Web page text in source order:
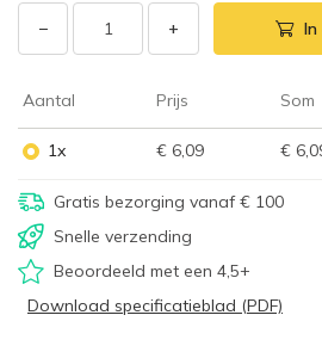
− + In
Aantal Prijs Som
1x € 6,09 €
Gratis bezorging vanaf € 100
Snelle verzending
Beoordeeld met een 4,5+
Download specificatieblad (PDF)